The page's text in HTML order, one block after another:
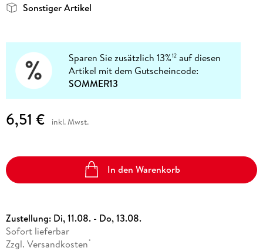
Sonstiger Artikel
Sparen Sie zusätzlich 13%12 auf diesen
Artikel mit dem Gutscheincode:
SOMMER13
6,51 € inkl. Mwst.
In den Warenkorb
Zustellung: Di, 11.08. - Do, 13.08.
Sofort lieferbar
Zzgl. Versandkosten *